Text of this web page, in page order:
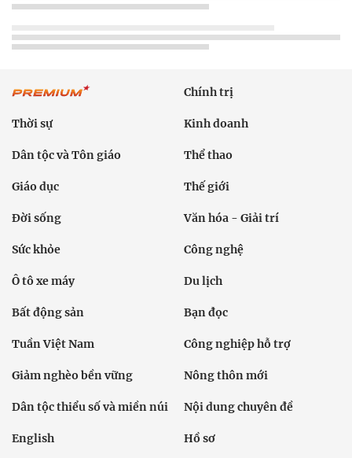
Chính trị
Thời sự Kinh doanh
Dân tộc và Tôn giáo Thể thao
Giáo dục Thế giới
Đời sống Văn hóa - Giải trí
Sức khỏe Công nghệ
Ô tô xe máy Du lịch
Bất động sản Bạn đọc
Tuần Việt Nam Công nghiệp hỗ trợ
Giảm nghèo bền vững Nông thôn mới
Dân tộc thiểu số và miền núi Nội dung chuyên đề
English Hồ sơ